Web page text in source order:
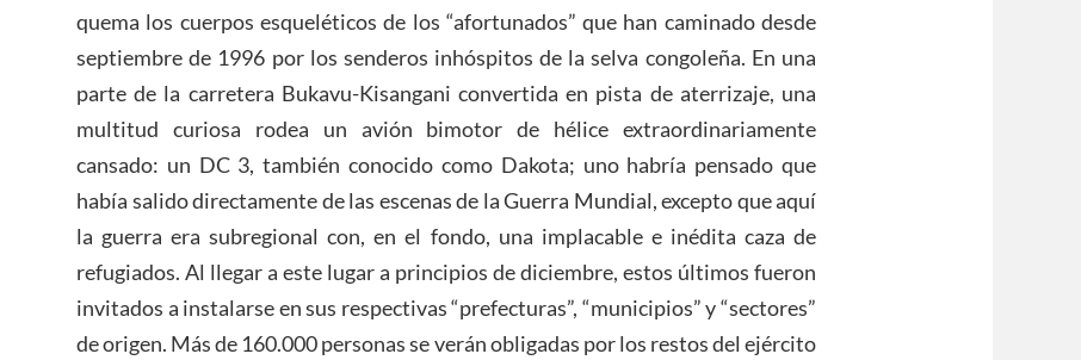
quema los cuerpos esqueléticos de los “afortunados” que han caminado desde
septiembre de 1996 por los senderos inhóspitos de la selva congoleña. En una
parte de la carretera Bukavu-Kisangani convertida en pista de aterrizaje, una
multitud curiosa rodea un avión bimotor de hélice extraordinariamente
cansado: un DC 3, también conocido como Dakota; uno habría pensado que
había salido directamente de las escenas de la Guerra Mundial, excepto que aquí
la guerra era subregional con, en el fondo, una implacable e inédita caza de
refugiados. Al llegar a este lugar a principios de diciembre, estos últimos fueron
invitados a instalarse en sus respectivas “prefecturas”, “municipios” y “sectores”
de origen. Más de 160.000 personas se verán obligadas por los restos del ejército